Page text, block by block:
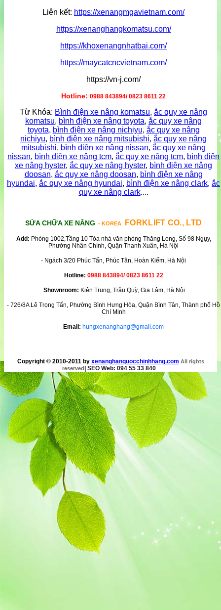
Liên kết: https://xenangmgavietnam.com/
https://xenanghangkomatsu.com/
https://khoxenangnhatbai.com/
https://maycatcncvietnam.com/
https://vn-j.com/
Hotline: 0988 843894/ 0823 8611 22
Từ Khóa: Bình điện xe nâng komatsu, ắc quy xe nâng
komatsu, bình điện xe nâng toyota, ắc quy xe nâng
toyota, bình điện xe nâng nichiyu, ắc quy xe nâng
nichiyu, bình điện xe nâng mitsubishi, ắc quy xe nâng
mitsubishi, bình điện xe nâng nissan, ắc quy xe nâng
nissan, bình điện xe nâng tcm, ắc quy xe nâng tcm, bình điện
xe nâng hyster, ắc quy xe nâng hyster, bình điện xe nâng
doosan, ắc quy xe nâng doosan, bình điện xe nâng
hyundai, ắc quy xe nâng hyundai, bình điện xe nâng clark, ắc
quy xe nâng clark....
SỬA CHỮA XE NÂNG - KOREA FORKLIFT CO., LTD
Add: Phòng 1002,Tầng 10 Tòa nhà văn phòng Thăng Long, Số 98 Ngụy,
Phường Nhân Chính, Quận Thanh Xuân, Hà Nội
- Ngách 3/20 Phúc Tấn, Phúc Tân, Hoàn Kiếm, Hà Nội
Hotline: 0988 843894/ 0823 8611 22
Shownroom: Kiên Trung, Trâu Quỳ, Gia Lâm, Hà Nội
- 726/8A Lê Trọng Tấn, Phường Bình Hưng Hòa, Quận Bình Tân, Thành phố Hồ
Chí Minh
Email: hungxenanghang@gmail.com
Copyright © 2010-2011 by xenanghanquocchinhhang.com All rights
reserved SEO Web: 094 55 33 840